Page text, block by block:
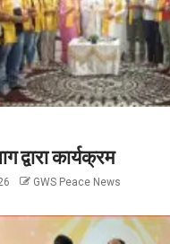
द्वारा कार्यक्रम
GWS Peace News